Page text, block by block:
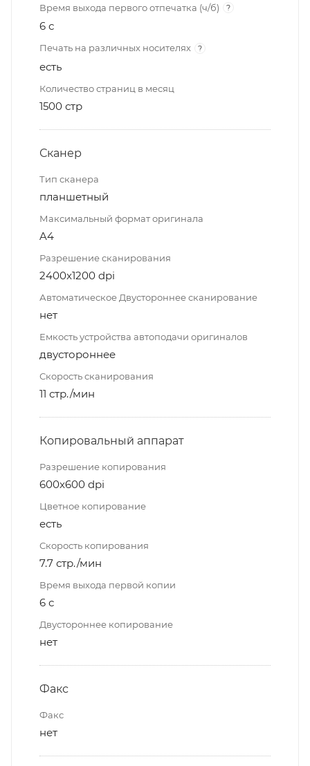
Время выхода первого отпечатка (ч/б) ?
6 с
Печать на различных носителях ?
есть
Количество страниц в месяц
1500 стр
Сканер
Тип сканера
планшетный
Максимальный формат оригинала
A4
Разрешение сканирования
2400x1200 dpi
Автоматическое Двустороннее сканирование
нет
Емкость устройства автоподачи оригиналов
двустороннее
Скорость сканирования
11 стр./мин
Копировальный аппарат
Разрешение копирования
600x600 dpi
Цветное копирование
есть
Скорость копирования
7.7 стр./мин
Время выхода первой копии
6 с
Двустороннее копирование
нет
Факс
Факс
нет